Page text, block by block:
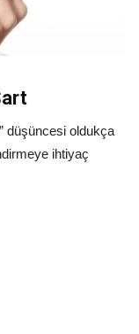
düşüncesi oldukça
ihtiyaç